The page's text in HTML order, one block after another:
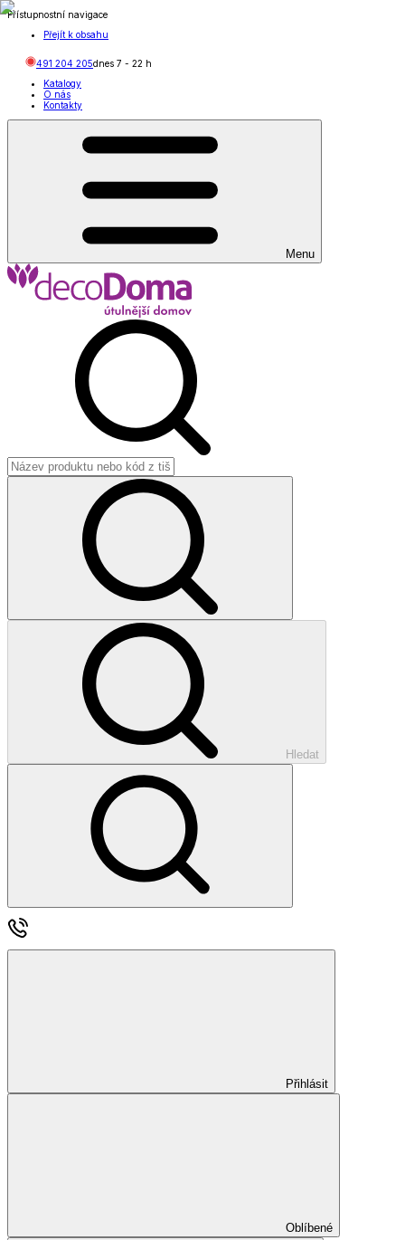
Přístupnostní navigace
Přejít k obsahu
491 204 205dnes 7 - 22 h
Katalogy
O nás
Kontakty
Menu
Hledat
Přihlásit
Oblíbené